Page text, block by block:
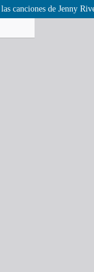
canciones de Jenny